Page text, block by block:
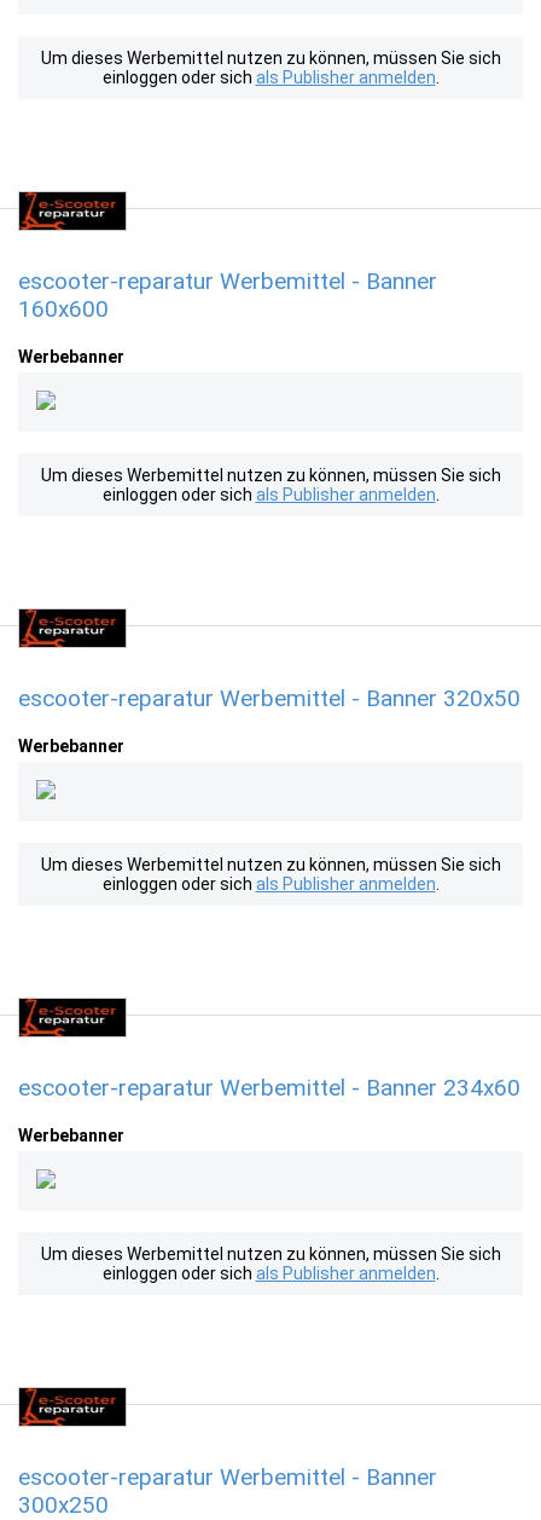
Um dieses Werbemittel nutzen zu können, müssen Sie sich
einloggen oder sich als Publisher anmelden
escooter-reparatur Werbemittel - Banner
160x600
Werbebanner
Um dieses Werbemittel nutzen zu können, müssen Sie sich
einloggen oder sich als Publisher anmelden
escooter-reparatur Werbemittel - Banner 320x50
Werbebanner
Um dieses Werbemittel nutzen zu können, müssen Sie sich
einloggen oder sich als Publisher anmelden
escooter-reparatur Werbemittel - Banner 234x60
Werbebanner
Um dieses Werbemittel nutzen zu können, müssen Sie sich
einloggen oder sich als Publisher anmelden
escooter-reparatur Werbemittel - Banner
300x250